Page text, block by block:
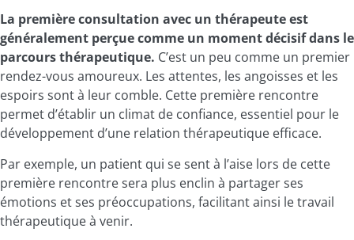
La première consultation avec un thérapeute est
généralement perçue comme un moment décisif dans le
parcours thérapeutique. C’est un peu comme un premier
rendez-vous amoureux. Les attentes, les angoisses et les
espoirs sont à leur comble. Cette première rencontre
permet d’établir un climat de confiance, essentiel pour le
développement d’une relation thérapeutique efficace.
Par exemple, un patient qui se sent à l’aise lors de cette
première rencontre sera plus enclin à partager ses
émotions et ses préoccupations, facilitant ainsi le travail
thérapeutique à venir.